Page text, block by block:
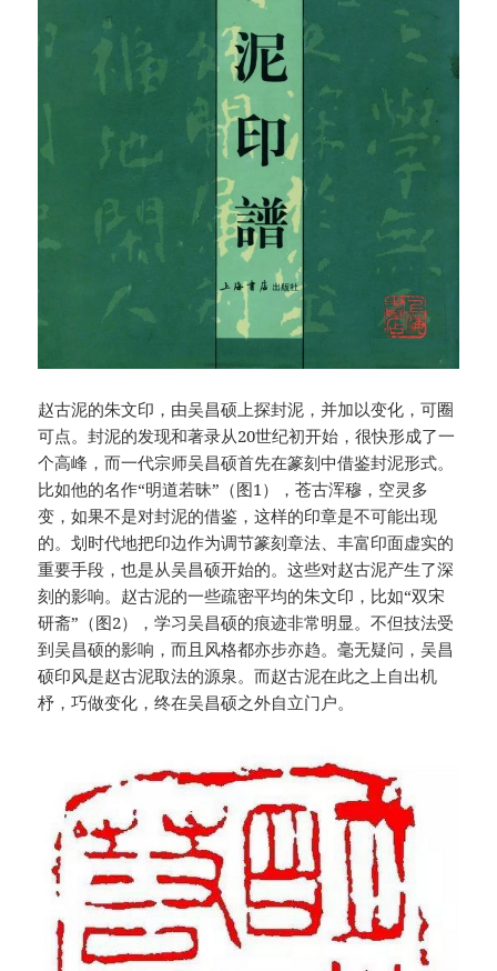
赵古泥的朱文印，由吴昌硕上探封泥，并加以变化，可圈
可点。封泥的发现和著录从20世纪初开始，很快形成了一
个高峰，而一代宗师吴昌硕首先在篆刻中借鉴封泥形式。
比如他的名作“明道若昧”（图1），苍古浑穆，空灵多
变，如果不是对封泥的借鉴，这样的印章是不可能出现
的。划时代地把印边作为调节篆刻章法、丰富印面虚实的
重要手段，也是从吴昌硕开始的。这些对赵古泥产生了深
刻的影响。赵古泥的一些疏密平均的朱文印，比如“双宋
研斋”（图2），学习吴昌硕的痕迹非常明显。不但技法受
到吴昌硕的影响，而且风格都亦步亦趋。毫无疑问，吴昌
硕印风是赵古泥取法的源泉。而赵古泥在此之上自出机
杼，巧做变化，终在吴昌硕之外自立门户。